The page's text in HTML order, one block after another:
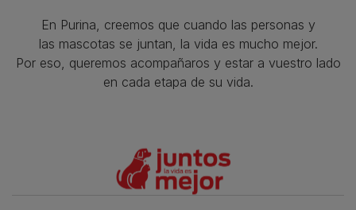
En Purina, creemos que cuando las personas y
las mascotas se juntan, la vida es mucho mejor.
Por eso, queremos acompañaros y estar a vuestro lado
en cada etapa de su vida.​